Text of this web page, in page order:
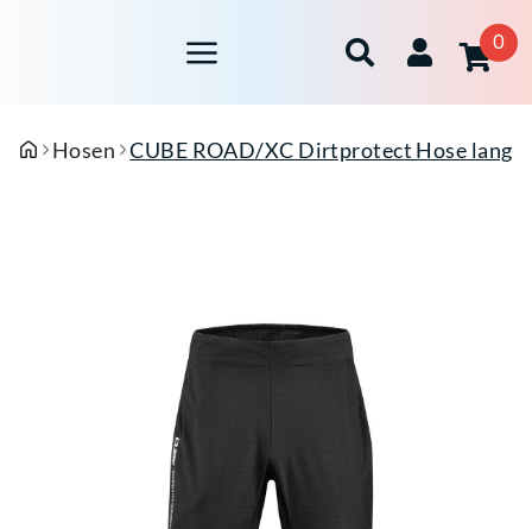
0
Hosen CUBE ROAD/XC Dirtprotect Hose lang